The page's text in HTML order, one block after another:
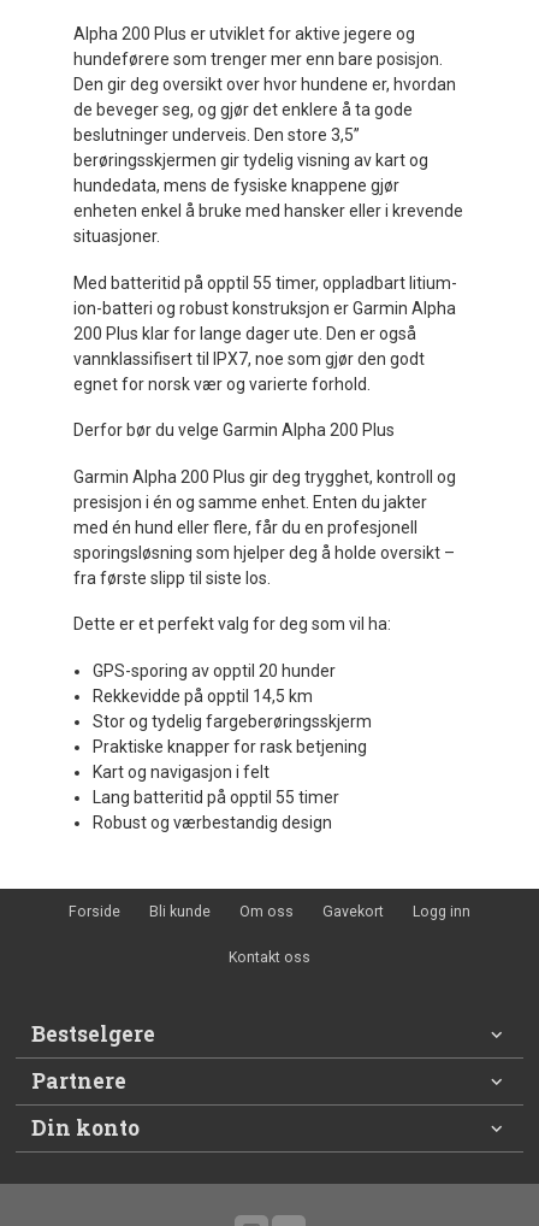
Alpha 200 Plus er utviklet for aktive jegere og
hundeførere som trenger mer enn bare posisjon.
Den gir deg oversikt over hvor hundene er, hvordan
de beveger seg, og gjør det enklere å ta gode
beslutninger underveis. Den store 3,5”
berøringsskjermen gir tydelig visning av kart og
hundedata, mens de fysiske knappene gjør
enheten enkel å bruke med hansker eller i krevende
situasjoner.
Med batteritid på opptil 55 timer, oppladbart litium-
ion-batteri og robust konstruksjon er Garmin Alpha
200 Plus klar for lange dager ute. Den er også
vannklassifisert til IPX7, noe som gjør den godt
egnet for norsk vær og varierte forhold.
Derfor bør du velge Garmin Alpha 200 Plus
Garmin Alpha 200 Plus gir deg trygghet, kontroll og
presisjon i én og samme enhet. Enten du jakter
med én hund eller flere, får du en profesjonell
sporingsløsning som hjelper deg å holde oversikt –
fra første slipp til siste los.
Dette er et perfekt valg for deg som vil ha:
GPS-sporing av opptil 20 hunder
Rekkevidde på opptil 14,5 km
Stor og tydelig fargeberøringsskjerm
Praktiske knapper for rask betjening
Kart og navigasjon i felt
Lang batteritid på opptil 55 timer
Robust og værbestandig design
Forside Bli kunde Om oss Gavekort Logg inn
Kontakt oss
Bestselgere
Partnere
Din konto